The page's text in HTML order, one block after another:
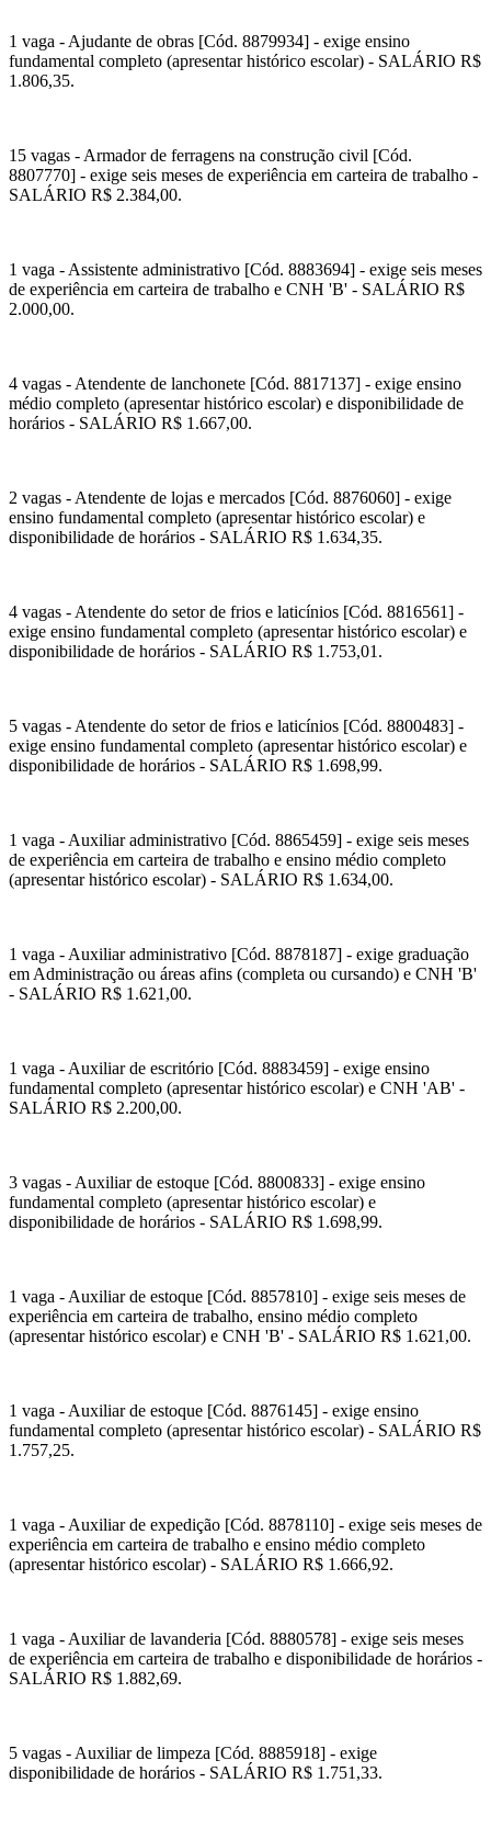
1 vaga - Ajudante de obras [Cód. 8879934] - exige ensino
fundamental completo (apresentar histórico escolar) - SALÁRIO R$
1.806,35.
15 vagas - Armador de ferragens na construção civil [Cód.
8807770] - exige seis meses de experiência em carteira de trabalho -
SALÁRIO R$ 2.384,00.
1 vaga - Assistente administrativo [Cód. 8883694] - exige seis meses
de experiência em carteira de trabalho e CNH 'B' - SALÁRIO R$
2.000,00.
4 vagas - Atendente de lanchonete [Cód. 8817137] - exige ensino
médio completo (apresentar histórico escolar) e disponibilidade de
horários - SALÁRIO R$ 1.667,00.
2 vagas - Atendente de lojas e mercados [Cód. 8876060] - exige
ensino fundamental completo (apresentar histórico escolar) e
disponibilidade de horários - SALÁRIO R$ 1.634,35.
4 vagas - Atendente do setor de frios e laticínios [Cód. 8816561] -
exige ensino fundamental completo (apresentar histórico escolar) e
disponibilidade de horários - SALÁRIO R$ 1.753,01.
5 vagas - Atendente do setor de frios e laticínios [Cód. 8800483] -
exige ensino fundamental completo (apresentar histórico escolar) e
disponibilidade de horários - SALÁRIO R$ 1.698,99.
1 vaga - Auxiliar administrativo [Cód. 8865459] - exige seis meses
de experiência em carteira de trabalho e ensino médio completo
(apresentar histórico escolar) - SALÁRIO R$ 1.634,00.
1 vaga - Auxiliar administrativo [Cód. 8878187] - exige graduação
em Administração ou áreas afins (completa ou cursando) e CNH 'B'
- SALÁRIO R$ 1.621,00.
1 vaga - Auxiliar de escritório [Cód. 8883459] - exige ensino
fundamental completo (apresentar histórico escolar) e CNH 'AB' -
SALÁRIO R$ 2.200,00.
3 vagas - Auxiliar de estoque [Cód. 8800833] - exige ensino
fundamental completo (apresentar histórico escolar) e
disponibilidade de horários - SALÁRIO R$ 1.698,99.
1 vaga - Auxiliar de estoque [Cód. 8857810] - exige seis meses de
experiência em carteira de trabalho, ensino médio completo
(apresentar histórico escolar) e CNH 'B' - SALÁRIO R$ 1.621,00.
1 vaga - Auxiliar de estoque [Cód. 8876145] - exige ensino
fundamental completo (apresentar histórico escolar) - SALÁRIO R$
1.757,25.
1 vaga - Auxiliar de expedição [Cód. 8878110] - exige seis meses de
experiência em carteira de trabalho e ensino médio completo
(apresentar histórico escolar) - SALÁRIO R$ 1.666,92.
1 vaga - Auxiliar de lavanderia [Cód. 8880578] - exige seis meses
de experiência em carteira de trabalho e disponibilidade de horários -
SALÁRIO R$ 1.882,69.
5 vagas - Auxiliar de limpeza [Cód. 8885918] - exige
disponibilidade de horários - SALÁRIO R$ 1.751,33.